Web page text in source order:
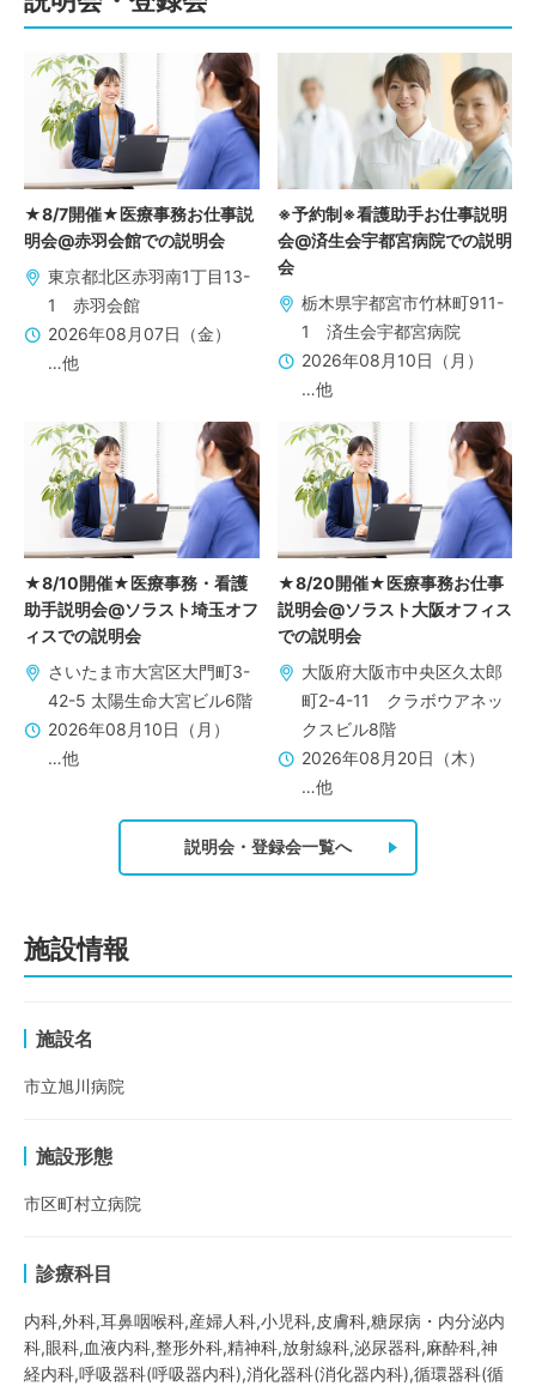
★8/7開催★医療事務お仕事説
明会@赤羽会館での説明会
東京都北区赤羽南1丁目13-
1 赤羽会館
2026年08月07日（金）
…他
※予約制※看護助手お仕事説明
会@済生会宇都宮病院での説明
会
栃木県宇都宮市竹林町911-
1 済生会宇都宮病院
2026年08月10日（月）
…他
★8/10開催★医療事務・看護
助手説明会@ソラスト埼玉オフ
ィスでの説明会
さいたま市大宮区大門町3-
42-5 太陽生命大宮ビル6階
2026年08月10日（月）
…他
★8/20開催★医療事務お仕事
説明会@ソラスト大阪オフィス
での説明会
大阪府大阪市中央区久太郎
町2-4-11 クラボウアネッ
クスビル8階
2026年08月20日（木）
…他
説明会・登録会一覧へ
施設情報
施設名
市立旭川病院
施設形態
市区町村立病院
診療科目
内科,外科,耳鼻咽喉科,産婦人科,小児科,皮膚科,糖尿病・内分泌内
科,眼科,血液内科,整形外科,精神科,放射線科,泌尿器科,麻酔科,神
経内科,呼吸器科(呼吸器内科),消化器科(消化器内科),循環器科(循